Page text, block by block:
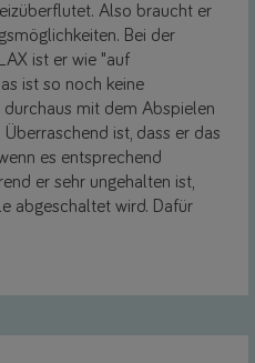
Also braucht er
Bei der
ist er wie "auf
ist so noch keine
durchaus mit dem Abspielen
ist, dass er das
es entsprechend
er sehr ungehalten ist,
abgeschaltet wird. Dafür